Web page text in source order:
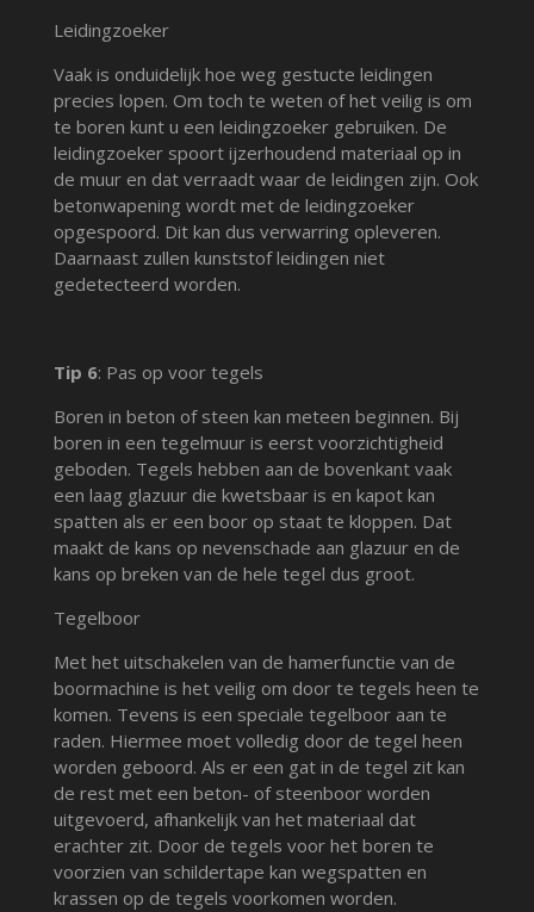
Leidingzoeker
Vaak is onduidelijk hoe weg gestucte leidingen
precies lopen. Om toch te weten of het veilig is om
te boren kunt u een leidingzoeker gebruiken. De
leidingzoeker spoort ijzerhoudend materiaal op in
de muur en dat verraadt waar de leidingen zijn. Ook
betonwapening wordt met de leidingzoeker
opgespoord. Dit kan dus verwarring opleveren.
Daarnaast zullen kunststof leidingen niet
gedetecteerd worden.
Tip 6: Pas op voor tegels
Boren in beton of steen kan meteen beginnen. Bij
boren in een tegelmuur is eerst voorzichtigheid
geboden. Tegels hebben aan de bovenkant vaak
een laag glazuur die kwetsbaar is en kapot kan
spatten als er een boor op staat te kloppen. Dat
maakt de kans op nevenschade aan glazuur en de
kans op breken van de hele tegel dus groot.
Tegelboor
Met het uitschakelen van de hamerfunctie van de
boormachine is het veilig om door te tegels heen te
komen. Tevens is een speciale tegelboor aan te
raden. Hiermee moet volledig door de tegel heen
worden geboord. Als er een gat in de tegel zit kan
de rest met een beton- of steenboor worden
uitgevoerd, afhankelijk van het materiaal dat
erachter zit. Door de tegels voor het boren te
voorzien van schildertape kan wegspatten en
krassen op de tegels voorkomen worden.